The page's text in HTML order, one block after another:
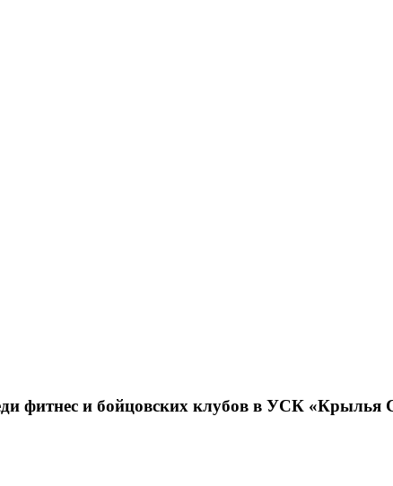
фитнес и бойцовских клубов в УСК «Крылья